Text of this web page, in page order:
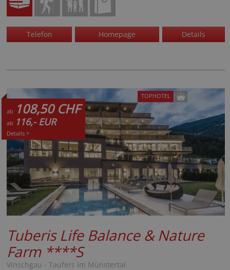
Telefon Homepage Details
ab 108,50 CHF
ab 116,- EUR
Details +
TOPHOTEL
Tuberis Life Balance & Nature
Farm ****S
Vinschgau - Taufers im Münstertal